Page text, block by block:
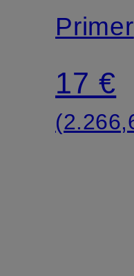
MINI
Primer
17 €